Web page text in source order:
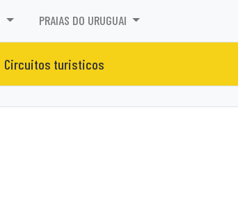
PRAIAS DO URUGUAI
Circuitos turisticos